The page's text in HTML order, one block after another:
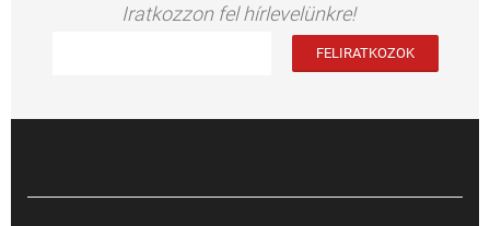
Iratkozzon fel hírlevelünkre!